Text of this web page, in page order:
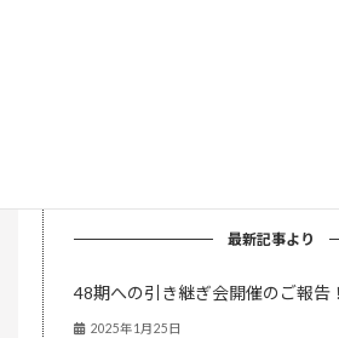
最新記事より
48期への引き継ぎ会開催のご報告！
2025年1月25日